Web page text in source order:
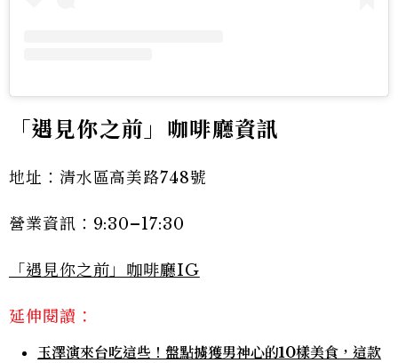
「遇見你之前」咖啡廳資訊
地址：清水區高美路748號
營業資訊：9:30–17:30
「遇見你之前」咖啡廳IG
延伸閱讀：
玉澤演來台吃這些！盤點擄獲男神心的10樣美食，這款